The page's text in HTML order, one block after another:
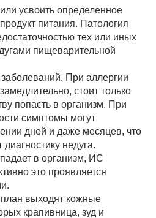
усвоить определенное
питания. Патология
тех или иных
пищеварительной
При аллергии
стоит только
попасть в организм. При
симптомы могут
дней и даже месяцев, что
диагностику недуга.
в организм, ИС
это проявляется
выходят кожные
крапивница, зуд и